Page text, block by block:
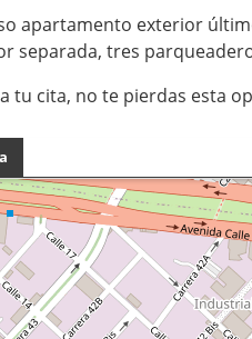
apartamento exterior
separada, tres
tu cita, no te pierdas esta